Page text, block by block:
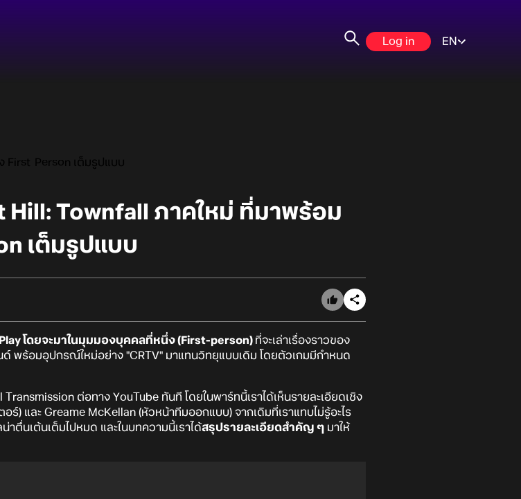
Log in EN
First-Person เต็มรูปแบบ
Hill: Townfall ภาคใหม่ ที่มาพร้อม
เต็มรูปแบบ
โดยจะมาในมุมมองบุคคลที่หนึ่ง (First-person) ที่จะเล่าเรื่องราวของ
ด์ พร้อมอุปกรณ์ใหม่อย่าง "CRTV" มาแทนวิทยุแบบเดิม โดยตัวเกมมีกำหนด
ต่อทาง YouTube ทันที โดยในพาร์ทนี้เราได้เห็นรายละเอียดเชิง
ร์) และ Greame McKellan (หัวหน้าทีมออกแบบ) จากเดิมที่เราแทบไม่รู้อะไร
ตื่นเต้นเต็มไปหมด และในบทความนี้เราได้สรุปรายละเอียดสำคัญ ๆ มาให้